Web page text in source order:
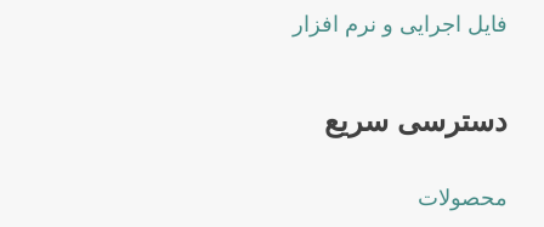
فایل اجرایی و نرم افزار
دسترسی سریع
محصولات